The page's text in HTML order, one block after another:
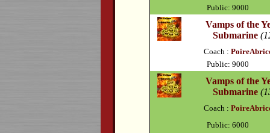
Public: 9000
Vamps of the
Submarine
Coach :
Public: 9000
Vamps of the
Submarine
Coach :
Public: 6000